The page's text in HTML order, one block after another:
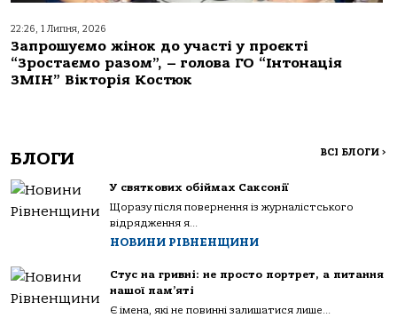
22:26, 1 Липня, 2026
Запрошуємо жінок до участі у проєкті
“Зростаємо разом”, – голова ГО “Інтонація
ЗМІН” Вікторія Костюк
БЛОГИ ВСІ БЛОГИ >
У святкових обіймах Саксонії
Щоразу після повернення із журналістського
відрядження я...
НОВИНИ РІВНЕНЩИНИ
Стус на гривні: не просто портрет, а питання
нашої пам’яті
Є імена, які не повинні залишатися лише...